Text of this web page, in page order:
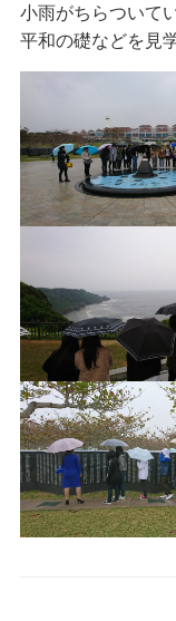
小雨がちらついて
平和の礎などを見